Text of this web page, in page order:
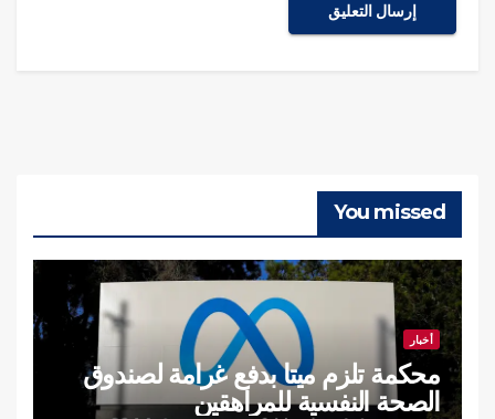
You missed
أخبار
محكمة تلزم ميتا بدفع غرامة لصندوق
الصحة النفسية للمراهقين